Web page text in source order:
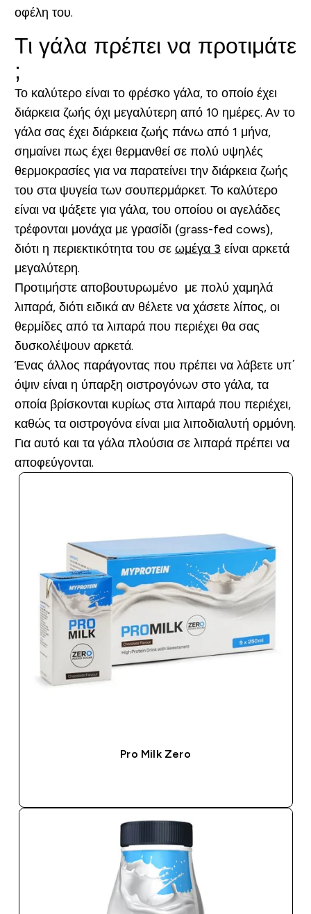
οφέλη του.
Τι γάλα πρέπει να προτιμάτε
;
Το καλύτερο είναι το φρέσκο γάλα, το οποίο έχει
διάρκεια ζωής όχι μεγαλύτερη από 10 ημέρες. Αν το
γάλα σας έχει διάρκεια ζωής πάνω από 1 μήνα,
σημαίνει πως έχει θερμανθεί σε πολύ υψηλές
θερμοκρασίες για να παρατείνει την διάρκεια ζωής
του στα ψυγεία των σουπερμάρκετ. Το καλύτερο
είναι να ψάξετε για γάλα, του οποίου οι αγελάδες
τρέφονται μονάχα με γρασίδι (grass-fed cows),
διότι η περιεκτικότητα του σε ωμέγα 3 είναι αρκετά
μεγαλύτερη.
Προτιμήστε αποβουτυρωμένο με πολύ χαμηλά
λιπαρά, διότι ειδικά αν θέλετε να χάσετε λίπος, οι
θερμίδες από τα λιπαρά που περιέχει θα σας
δυσκολέψουν αρκετά.
Ένας άλλος παράγοντας που πρέπει να λάβετε υπ΄
όψιν είναι η ύπαρξη οιστρογόνων στο γάλα, τα
οποία βρίσκονται κυρίως στα λιπαρά που περιέχει,
καθώς τα οιστρογόνα είναι μια λιποδιαλυτή ορμόνη.
Για αυτό και τα γάλα πλούσια σε λιπαρά πρέπει να
αποφεύγονται.
Pro Milk Zero